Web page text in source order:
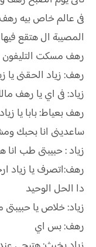
فى عالم خاص بيه
المصيبة ال هتقع
رهف مسكت التليفون
رهف: زياد الحقنى يا
زياد: فى اي يا رهف
رهف بعياط: بابا يا
ساعدينى انا بحبك
زياد : حبيبتى طب
رهف:اتصرف يا زياد
دا الحل الوحيد
زياد: خلاص يا
رهف: بس اي